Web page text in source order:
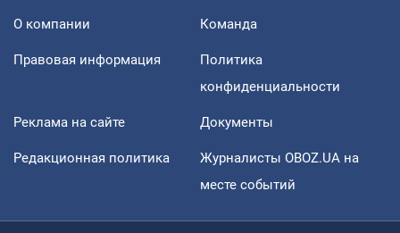
О компании Команда
Правовая информация
Политика
конфиденциальности
Реклама на сайте Документы
Редакционная политика
Журналисты OBOZ.UA на
месте событий